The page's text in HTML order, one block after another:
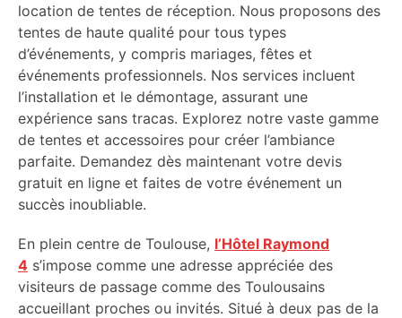
location de tentes de réception. Nous proposons des
tentes de haute qualité pour tous types
d’événements, y compris mariages, fêtes et
événements professionnels. Nos services incluent
l’installation et le démontage, assurant une
expérience sans tracas. Explorez notre vaste gamme
de tentes et accessoires pour créer l’ambiance
parfaite. Demandez dès maintenant votre devis
gratuit en ligne et faites de votre événement un
succès inoubliable.
En plein centre de Toulouse, l’Hôtel Raymond
4 s’impose comme une adresse appréciée des
visiteurs de passage comme des Toulousains
accueillant proches ou invités. Situé à deux pas de la